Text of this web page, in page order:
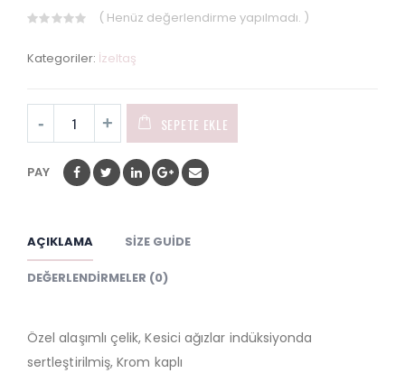
of
( Henüz değerlendirme yapılmadı. )
Kategoriler: İzeltaş
SEPETE EKLE
PAY
AÇIKLAMA SIZE GUIDE
DEĞERLENDIRMELER (0)
Özel alaşımlı çelik, Kesici ağızlar indüksiyonda
sertleştirilmiş, Krom kaplı